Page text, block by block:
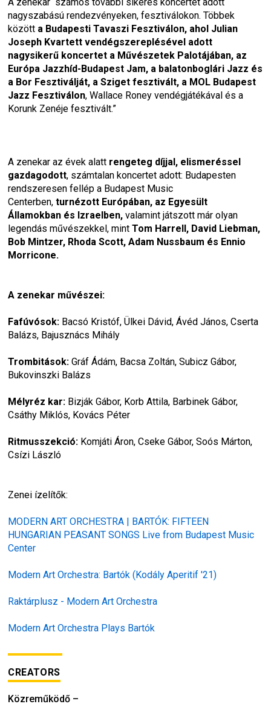
A zenekar  számos további sikeres koncertet adott
nagyszabású rendezvényeken, fesztiválokon. Többek
között a Budapesti Tavaszi Fesztiválon, ahol Julian
Joseph Kvartett vendégszereplésével adott
nagysikerű koncertet a Művészetek Palotájában, az
Európa Jazzhíd-Budapest Jam, a balatonboglári Jazz és
a Bor Fesztiválját, a Sziget fesztivált, a MOL Budapest
Jazz Fesztiválon, Wallace Roney vendégjátékával és a
Korunk Zenéje fesztivált.”
A zenekar az évek alatt rengeteg díjjal, elismeréssel
gazdagodott, számtalan koncertet adott: Budapesten
rendszeresen fellép a Budapest Music
Centerben, turnézott Európában, az Egyesült
Államokban és Izraelben, valamint játszott már olyan
legendás művészekkel, mint Tom Harrell, David Liebman,
Bob Mintzer, Rhoda Scott, Adam Nussbaum és Ennio
Morricone.
A zenekar művészei:
Fafúvósok: Bacsó Kristóf, Ülkei Dávid, Ávéd János, Cserta
Balázs, Bajusznács Mihály
Trombitások: Gráf Ádám, Bacsa Zoltán, Subicz Gábor,
Bukovinszki Balázs
Mélyréz kar: Bizják Gábor, Korb Attila, Barbinek Gábor,
Csáthy Miklós, Kovács Péter
Ritmusszekció: Komjáti Áron, Cseke Gábor, Soós Márton,
Csízi László
Zenei ízelítők:
MODERN ART ORCHESTRA | BARTÓK: FIFTEEN
HUNGARIAN PEASANT SONGS Live from Budapest Music
Center
Modern Art Orchestra: Bartók (Kodály Aperitif '21)
Raktárplusz - Modern Art Orchestra
Modern Art Orchestra Plays Bartók
CREATORS
Közreműködő –